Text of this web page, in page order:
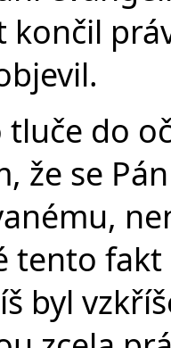
končil
do
že se
tento
byl